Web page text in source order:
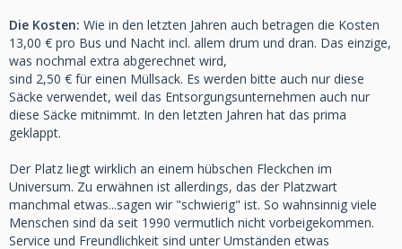
Die Kosten: Wie in den letzten Jahren auch betragen die Kosten
13,00 € pro Bus und Nacht incl. allem drum und dran. Das einzige,
was nochmal extra abgerechnet wird,
sind 2,50 € für einen Müllsack. Es werden bitte auch nur diese
Säcke verwendet, weil das Entsorgungsunternehmen auch nur
diese Säcke mitnimmt. In den letzten Jahren hat das prima
geklappt.
Der Platz liegt wirklich an einem hübschen Fleckchen im
Universum. Zu erwähnen ist allerdings, das der Platzwart
manchmal etwas...sagen wir "schwierig" ist. So wahnsinnig viele
Menschen sind da seit 1990 vermutlich nicht vorbeigekommen.
Service und Freundlichkeit sind unter Umständen etwas